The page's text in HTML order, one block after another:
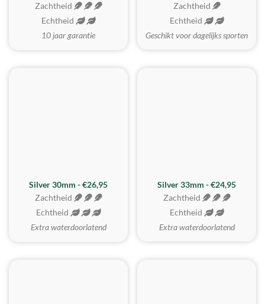
Zachtheid
Echtheid
10 jaar garantie
Zachtheid
Echtheid
Geschikt voor dagelijks sporten
Silver 30mm - €26,95
Zachtheid
Echtheid
Extra waterdoorlatend
Silver 33mm - €24,95
Zachtheid
Echtheid
Extra waterdoorlatend